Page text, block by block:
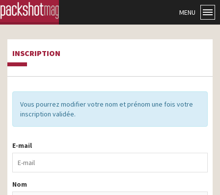
MENU
INSCRIPTION
Vous pourrez modifier votre nom et prénom une fois votre
inscription validée.
E-mail
Nom